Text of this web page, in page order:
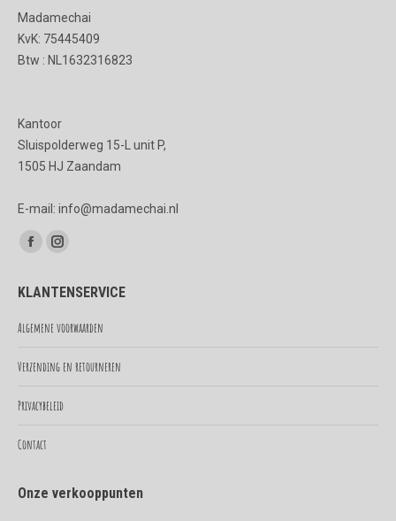
Madamechai
KvK: 75445409
Btw : NL1632316823
Kantoor
Sluispolderweg 15-L unit P,
1505 HJ Zaandam
E-mail: info@madamechai.nl
Vind ons op:
Facebook
opens
in
window
Instagram
opens
in
window
KLANTENSERVICE
Algemene voorwaarden
Verzending en retourneren
Privacybeleid
Contact
Onze verkooppunten